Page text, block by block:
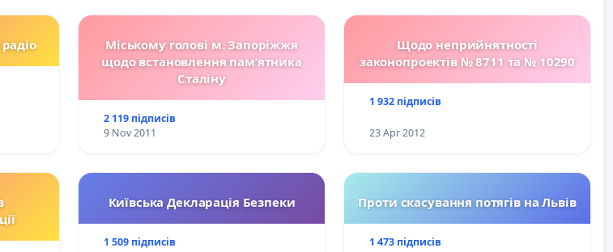
Міському голові м. Запоріжжя
щодо встановлення пам’ятника
Сталіну
2 119 підписів
9 Nov 2011
Щодо неприйнятності
законопроектів № 8711 та № 10290
1 932 підписів
23 Apr 2012
Київська Декларація Безпеки
1 509 підписів
Проти скасування потягів на Львів
1 473 підписів